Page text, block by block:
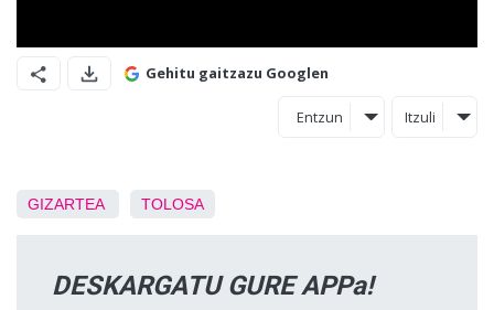
Gehitu gaitzazu Googlen
Entzun Itzuli
GIZARTEA TOLOSA
DESKARGATU GURE APPa!